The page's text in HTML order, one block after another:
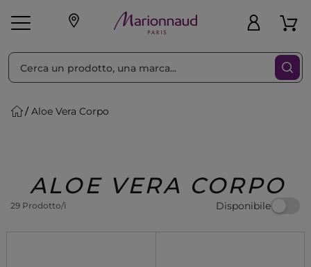
Make-up Profumi
Regalo
Aloe Vera Corpo
ALOE VERA CORPO
29 Prodotto/i Disponibile
Ordina per Filtra